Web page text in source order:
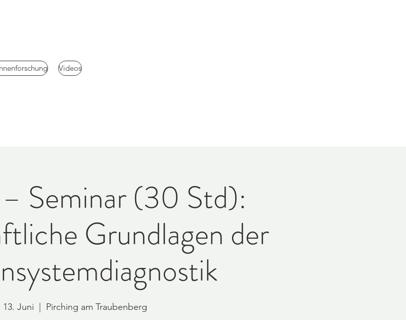
Videos
Seminar (30 Std):
Grundlagen der
13. Juni Pirching am Traubenberg